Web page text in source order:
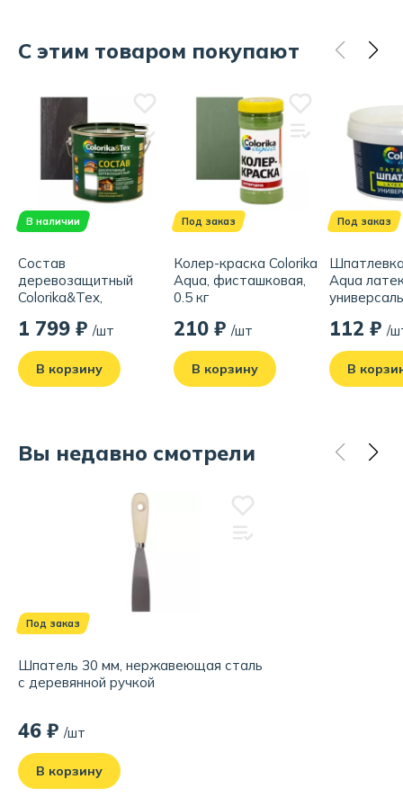
С этим товаром покупают
В наличии
Состав
деревозащитный
Colorika&Tex,
1 799 ₽ /шт
В корзину
Под заказ
Колер-краска Colorika
Aqua, фисташковая,
0.5 кг
210 ₽ /шт
В корзину
Под заказ
Aqua
112 ₽ /
В
Вы недавно смотрели
Под заказ
Шпатель 30 мм, нержавеющая сталь
с деревянной ручкой
46 ₽ /шт
В корзину